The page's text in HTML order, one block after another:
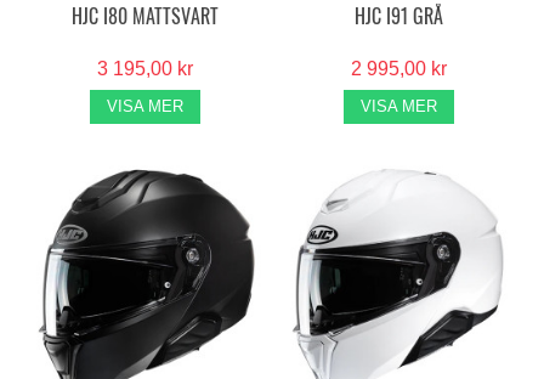
HJC I80 MATTSVART
3 195,00 kr
VISA MER
HJC I91 GRÅ
2 995,00 kr
VISA MER